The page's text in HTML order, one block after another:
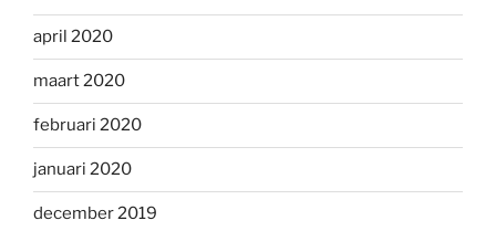
april 2020
maart 2020
februari 2020
januari 2020
december 2019